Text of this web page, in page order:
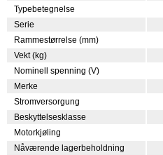
Typebetegnelse
Serie
Rammestørrelse (mm)
Vekt (kg)
Nominell spenning (V)
Merke
Stromversorgung
Beskyttelsesklasse
Motorkjøling
Nåværende lagerbeholdning